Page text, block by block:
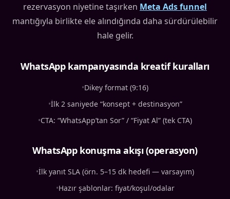
rezervasyon niyetine taşırken Meta Ads funnel
mantığıyla birlikte ele alındığında daha sürdürülebilir
hale gelir.
WhatsApp kampanyasında kreatif kuralları
•Dikey format (9:16)
•İlk 2 saniyede “konsept + destinasyon”
•CTA: “WhatsApp’tan Sor” / “Fiyat Al” (tek CTA)
WhatsApp konuşma akışı (operasyon)
•İlk yanıt SLA (örn. 5–15 dk hedefi — varsayım)
•Hazır şablonlar: fiyat/koşul/odalar